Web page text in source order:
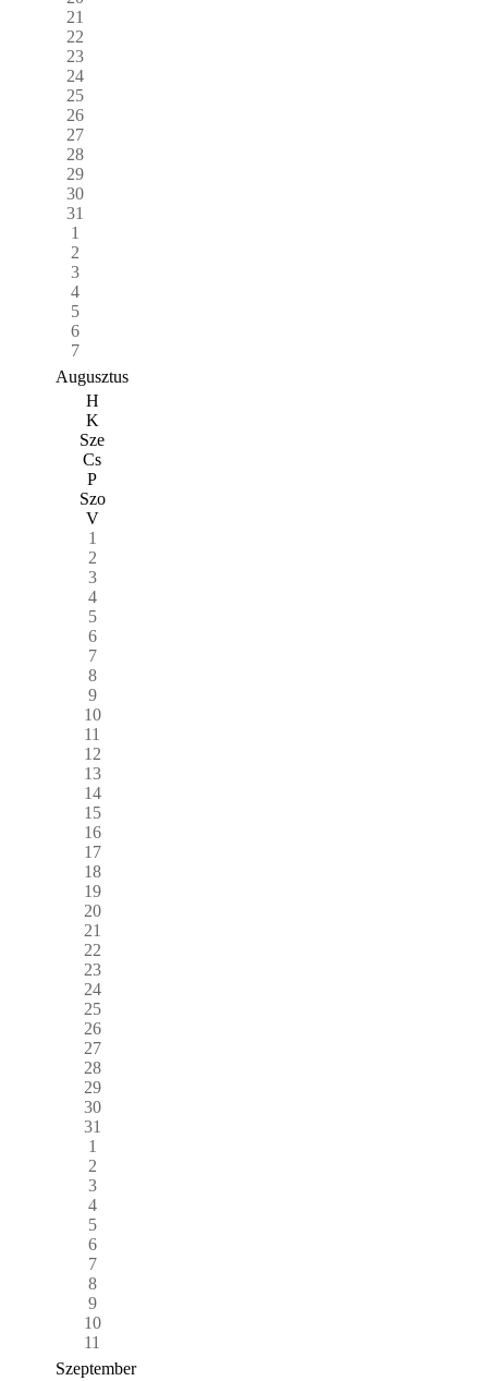
21
22
23
24
25
26
27
28
29
30
31
1
2
3
4
5
6
7
Augusztus
H
K
Sze
Cs
P
Szo
V
1
2
3
4
5
6
7
8
9
10
11
12
13
14
15
16
17
18
19
20
21
22
23
24
25
26
27
28
29
30
31
1
2
3
4
5
6
7
8
9
10
11
Szeptember